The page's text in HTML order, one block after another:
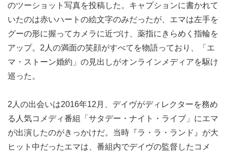
のツーショット写真を投稿した。キャプションに書かれて
いたのは赤いハートの絵文字のみだったが、エマは左手を
グーの形に握ってカメラに近づけ、薬指にきらめく指輪を
アップ。2人の満面の笑顔がすべてを物語っており、「エ
マ・ストーン婚約」の見出しがオンラインメディアを駆け
巡った。
2人の出会いは2016年12月、デイヴがディレクターを務め
る人気コメディ番組「サタデー・ナイト・ライブ」にエマ
が出演したのがきっかけだ。当時『ラ・ラ・ランド』が大
ヒット中だったエマは、番組内でデイヴの監督したコメ